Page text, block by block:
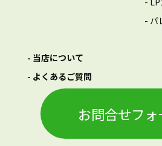
- パ
- 当店について
- よくあるご質問
お問合せフォ